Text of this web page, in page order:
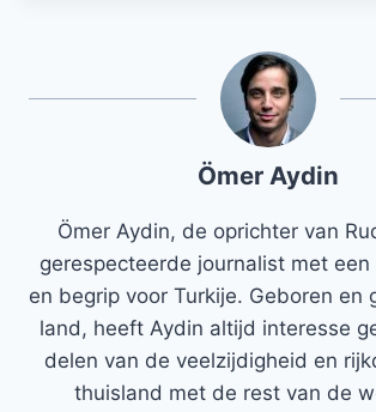
Ömer Aydin
Ömer Aydin, de oprichter van
gerespecteerde journalist met een
en begrip voor Turkije. Geboren en
land, heeft Aydin altijd interesse
delen van de veelzijdigheid en
thuisland met de rest van de